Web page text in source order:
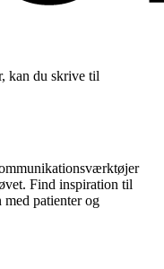
kan du skrive til
Find inspiration til
patienter og